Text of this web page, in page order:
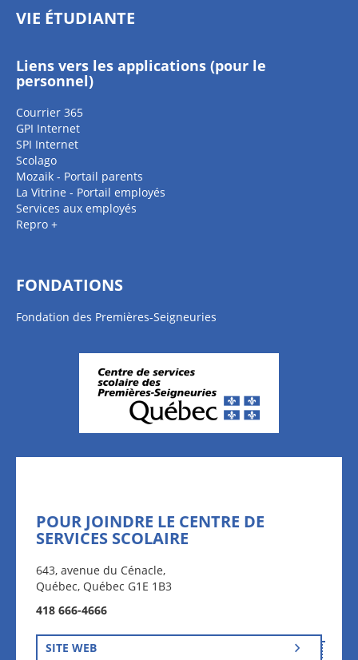
VIE ÉTUDIANTE
Liens vers les applications (pour le
personnel)
Courrier 365
GPI Internet
SPI Internet
Scolago
Mozaik - Portail parents
La Vitrine - Portail employés
Services aux employés
Repro +
FONDATIONS
Fondation des Premières-Seigneuries
POUR JOINDRE LE CENTRE DE
SERVICES SCOLAIRE
643, avenue du Cénacle,
Québec, Québec G1E 1B3
418 666-4666
SITE WEB